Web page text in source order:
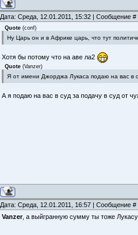
Дата: Среда, 12.01.2011, 15:32 | Сообщение #
Quote (conf)
Ну Царь он и в Африке царь, что тут
Хотя бы потому что на аве ла2
Quote (Vanzer)
Я от имени Джорджа Лукаса подаю на вас в
А я подаю на вас в суд за подачу в суд от
Дата: Среда, 12.01.2011, 16:57 | Сообщение #
Vanzer, а выйгранную сумму ты тоже